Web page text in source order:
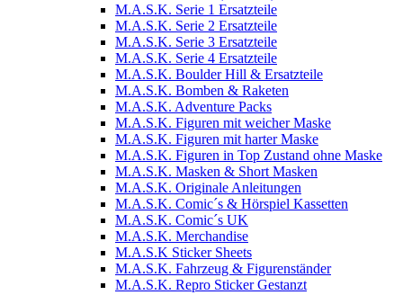
M.A.S.K. Serie 1 Ersatzteile
M.A.S.K. Serie 2 Ersatzteile
M.A.S.K. Serie 3 Ersatzteile
M.A.S.K. Serie 4 Ersatzteile
M.A.S.K. Boulder Hill & Ersatzteile
M.A.S.K. Bomben & Raketen
M.A.S.K. Adventure Packs
M.A.S.K. Figuren mit weicher Maske
M.A.S.K. Figuren mit harter Maske
M.A.S.K. Figuren in Top Zustand ohne Maske
M.A.S.K. Masken & Short Masken
M.A.S.K. Originale Anleitungen
M.A.S.K. Comic´s & Hörspiel Kassetten
M.A.S.K. Comic´s UK
M.A.S.K. Merchandise
M.A.S.K Sticker Sheets
M.A.S.K. Fahrzeug & Figurenständer
M.A.S.K. Repro Sticker Gestanzt